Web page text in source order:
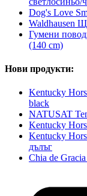
Dog's Love
Waldhausen
Гумени
(140 cm)
Нови продукти:
Kentucky
black
NATUSAT
Kentucky
Kentucky
дълъг
Chia de